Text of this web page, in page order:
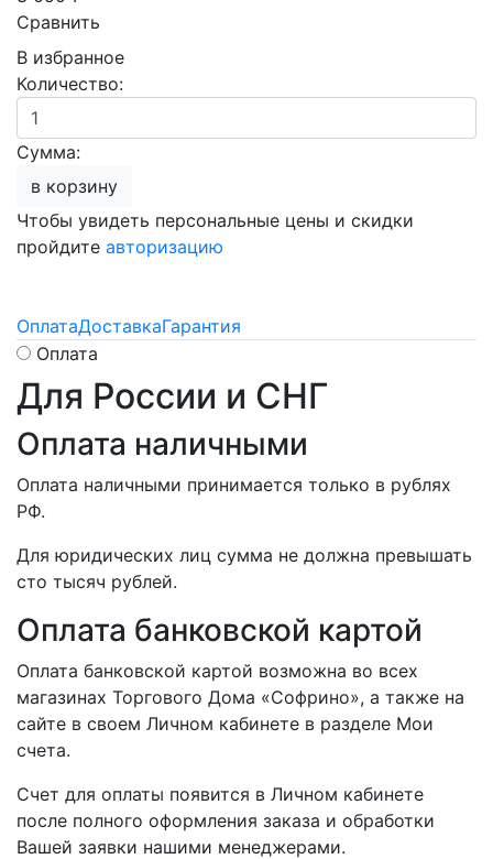
Сравнить
В избранное
Количество:
Сумма:
в корзину
Чтобы увидеть персональные цены и скидки
пройдите авторизацию
ОплатаДоставкаГарантия
Оплата
Для России и СНГ
Оплата наличными
Оплата наличными принимается только в рублях
РФ.
Для юридических лиц сумма не должна превышать
сто тысяч рублей.
Оплата банковской картой
Оплата банковской картой возможна во всех
магазинах Торгового Дома «Софрино», а также на
сайте в своем Личном кабинете в разделе Мои
счета.
Счет для оплаты появится в Личном кабинете
после полного оформления заказа и обработки
Вашей заявки нашими менеджерами.